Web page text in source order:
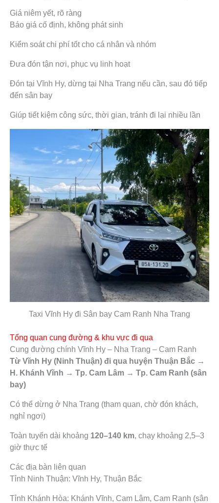
Giá niêm yết, rõ ràng
Báo giá cố định, không phát sinh
Kiểm soát chi phí tốt cho cá nhân và nhóm
Đưa đón tận nơi, phục vụ linh hoạt
Đón tại Vĩnh Hy, dừng tại Nha Trang nếu cần, sau đó tiếp
đến sân bay
Giúp tiết kiệm công sức, thời gian, tránh đi lại nhiều lần
Taxi Vĩnh Hy đi Sân bay Cam Ranh Nha Trang
Tổng quan cung đường & khu vực đi qua
Cung đường chính Vĩnh Hy – Nha Trang – Cam Ranh
Từ Vĩnh Hy (Ninh Thuận) đi qua huyện Thuận Bắc →
H. Khánh Vĩnh → Tp. Cam Lâm → Tp. Cam Ranh (sân
bay)
Có thể dừng ở Nha Trang (tham quan, chờ đón khách,
nghỉ ngơi)
Toàn tuyến dài khoảng 120–140 km, chạy khoảng 2,5–3
giờ thực tế
Các địa bàn liên quan
Tỉnh Ninh Thuận: Vĩnh Hy, Thuận Bắc
Tỉnh Khánh Hòa: Khánh Vĩnh, Cam Lâm, Cam Ranh (sân